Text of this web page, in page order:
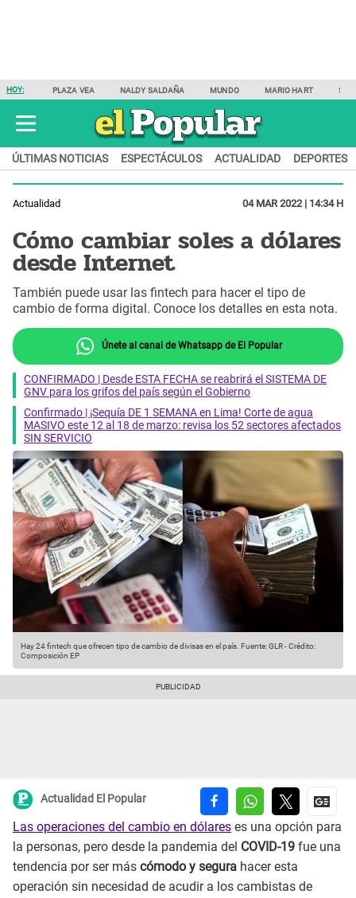
HOY: PLAZA VEA NALDY SALDAÑA MUNDO MARIO HART
ÚLTIMAS NOTICIAS ESPECTÁCULOS ACTUALIDAD DEPORTES
Actualidad 04 MAR 2022 | 14:34 H
Cómo cambiar soles a dólares
desde Internet
También puede usar las fintech para hacer el tipo de
cambio de forma digital. Conoce los detalles en esta nota.
Únete al canal de Whatsapp de El Popular
CONFIRMADO | Desde ESTA FECHA se reabrirá el SISTEMA DE
GNV para los grifos del país según el Gobierno
Confirmado | ¡Sequía DE 1 SEMANA en Lima! Corte de agua
MASIVO este 12 al 18 de marzo: revisa los 52 sectores afectados
SIN SERVICIO
Hay 24 fintech que ofrecen tipo de cambio de divisas en el país. Fuente: GLR-Crédito:
Composición EP
Actualidad El Popular
Las operaciones del cambio en dólares es una opción para
la personas, pero desde la pandemia del COVID-19 fue una
tendencia por ser más cómodo y segura hacer esta
operación sin necesidad de acudir a los cambistas de